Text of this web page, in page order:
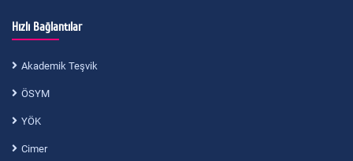
Hızlı Bağlantılar
Akademik Teşvik
ÖSYM
YÖK
Cimer